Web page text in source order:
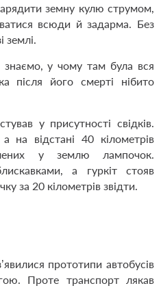
земну кулю струмом,
всюди й задарма. Без
землі.
у чому там була вся
після його смерті нібито
у присутності свідків.
на відстані 40 кілометрів
у землю лампочок.
а гуркіт стояв
за 20 кілометрів звідти.
прототипи автобусів
Проте транспорт лякав